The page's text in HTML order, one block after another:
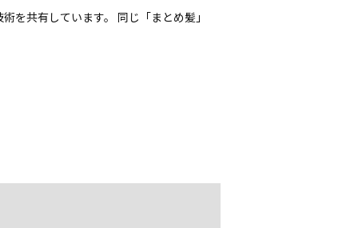
を共有しています。 同じ「まとめ髪」